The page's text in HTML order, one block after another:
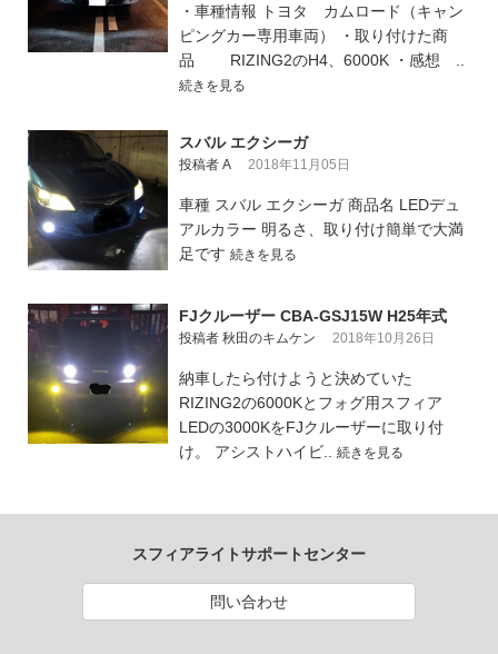
・車種情報 トヨタ カムロード（キャン
ピングカー専用車両） ・取り付けた商
品 RIZING2のH4、6000K ・感想 ..
続きを見る
スバル エクシーガ
投稿者 A 2018年11月05日
車種 スバル エクシーガ 商品名 LEDデュ
アルカラー 明るさ、取り付け簡単で大満
足です 続きを見る
FJクルーザー CBA-GSJ15W H25年式
投稿者 秋田のキムケン 2018年10月26日
納車したら付けようと決めていた
RIZING2の6000Kとフォグ用スフィア
LEDの3000KをFJクルーザーに取り付
け。 アシストハイビ.. 続きを見る
スフィアライトサポートセンター
問い合わせ